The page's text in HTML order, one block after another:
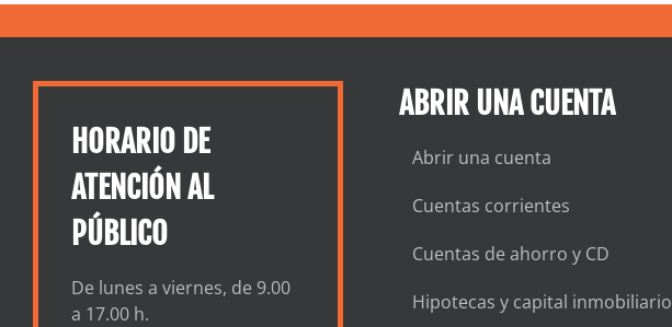
HORARIO DE
ATENCIÓN AL
PÚBLICO
De lunes a viernes, de 9.00
a 17.00 h.
ABRIR UNA CUENTA
Abrir una cuenta
Cuentas corrientes
Cuentas de ahorro y CD
Hipotecas y capital inmobiliario